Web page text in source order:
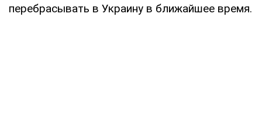
перебрасывать в Украину в ближайшее время.